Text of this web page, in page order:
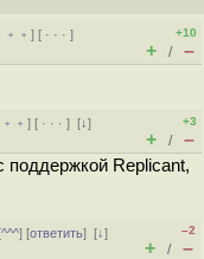
] [ · · ·]
+10
+ / –
] [ · · ·][↓]
+3
+ / –
Replicant,
^^^] [ответить][↓]
–2
+ / –